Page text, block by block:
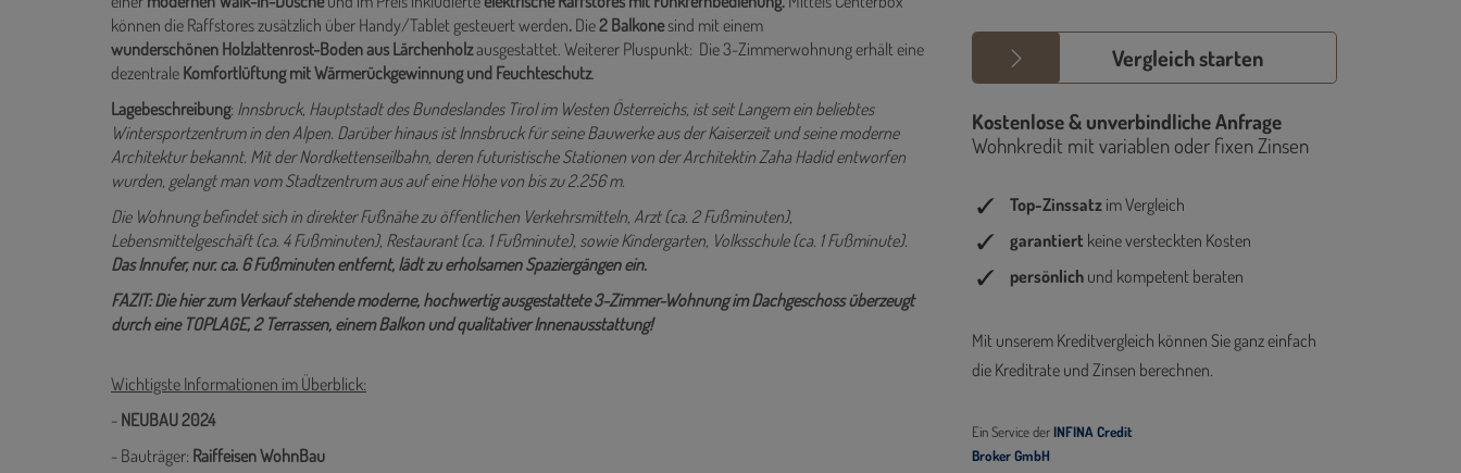
können die Raffstores zusätzlich über Handy/Tablet gesteuert werden. Die2 Balkonesind mit einem
wunderschönen Holzlattenrost-Boden aus Lärchenholzausgestattet. Weiterer Pluspunkt: Die 3-Zimmerwohnung erhält eine
dezentrale Komfortlüftung mit Wärmerückgewinnung und Feuchteschutz.
Lagebeschreibung: Innsbruck, Hauptstadt des Bundeslandes Tirol im Westen Österreichs, ist seit Langem ein beliebtes
Wintersportzentrum in den Alpen. Darüber hinaus ist Innsbruck für seine Bauwerke aus der Kaiserzeit und seine moderne
Architektur bekannt. Mit der Nordkettenseilbahn, deren futuristische Stationen von der Architektin Zaha Hadid entworfen
wurden, gelangt man vom Stadtzentrum aus auf eine Höhe von bis zu 2.256 m.
Die Wohnung befindet sich in direkter Fußnähe zu öffentlichen Verkehrsmitteln, Arzt (ca. 2 Fußminuten),
Lebensmittelgeschäft (ca. 4 Fußminuten), Restaurant (ca. 1 Fußminute), sowie Kindergarten, Volksschule (ca. 1 Fußminute).
Das Innufer, nur. ca. 6 Fußminuten entfernt, lädt zu erholsamen Spaziergängen ein.
FAZIT: Die hier zum Verkauf stehende moderne, hochwertig ausgestattete 3-Zimmer-Wohnung im Dachgeschoss überzeugt
durch eine TOPLAGE, 2 Terrassen, einem Balkon und qualitativer Innenausstattung!
Wichtigste Informationen im Überblick:
- NEUBAU 2024
- Bauträger: Raiffeisen WohnBau